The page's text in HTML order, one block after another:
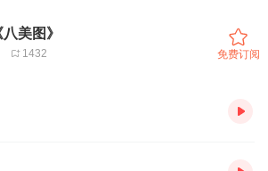
琴戏，大鼓书，坠子，清音戏更新关注
栋宝琴书《张廷秀私访》
孙育和琴
美图》
1432 免费订阅